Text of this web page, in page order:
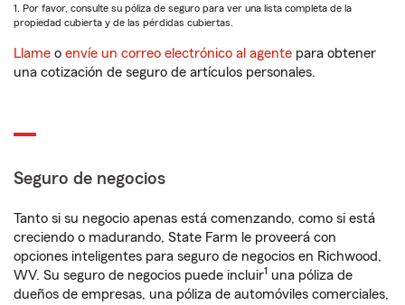
1. Por favor, consulte su póliza de seguro para ver una lista completa de la
propiedad cubierta y de las pérdidas cubiertas.
Llame o envíe un correo electrónico al agente para obtener
una cotización de seguro de artículos personales.
Seguro de negocios
Tanto si su negocio apenas está comenzando, como si está
creciendo o madurando, State Farm le proveerá con
opciones inteligentes para seguro de negocios en Richwood,
WV. Su seguro de negocios puede incluir1 una póliza de
dueños de empresas, una póliza de automóviles comerciales,